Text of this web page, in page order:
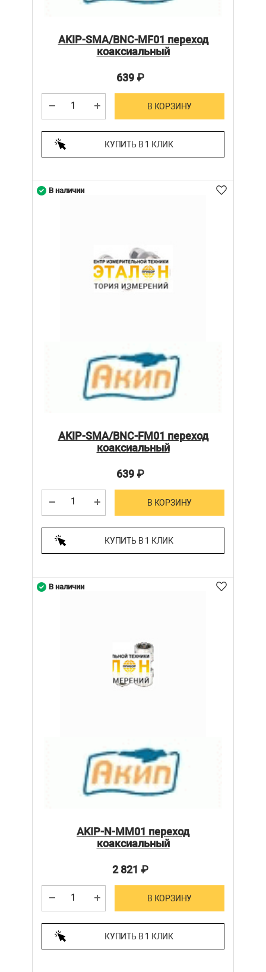
AKIP-SMA/BNC-MF01 переход
коаксиальный
639₽
В КОРЗИНУ
КУПИТЬ В 1 КЛИК
AKIP-SMA/BNC-FM01 переход
коаксиальный
639₽
В КОРЗИНУ
КУПИТЬ В 1 КЛИК
В наличии
AKIP-N-MM01 переход
коаксиальный
2 821 ₽
В КОРЗИНУ
КУПИТЬ В 1 КЛИК
В наличии